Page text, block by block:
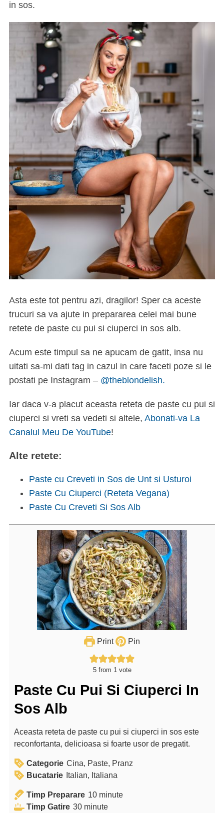
in sos.
Asta este tot pentru azi, dragilor! Sper ca aceste
trucuri sa va ajute in prepararea celei mai bune
retete de paste cu pui si ciuperci in sos alb.
Acum este timpul sa ne apucam de gatit, insa nu
uitati sa-mi dati tag in cazul in care faceti poze si le
postati pe Instagram – @theblondelish.
Iar daca v-a placut aceasta reteta de paste cu pui si
ciuperci si vreti sa vedeti si altele, Abonati-va La
Canalul Meu De YouTube!
Alte retete:
Paste cu Creveti in Sos de Unt si Usturoi
Paste Cu Ciuperci (Reteta Vegana)
Paste Cu Creveti Si Sos Alb
Print Pin
5from 1 vote
Paste Cu Pui Si Ciuperci In
Sos Alb
Aceasta reteta de paste cu pui si ciuperci in sos este
reconfortanta, delicioasa si foarte usor de pregatit.
Categorie Cina, Paste, Pranz
Bucatarie Italian, Italiana
Timp Preparare 10m
i
minute
Timp Gatire 30mminute